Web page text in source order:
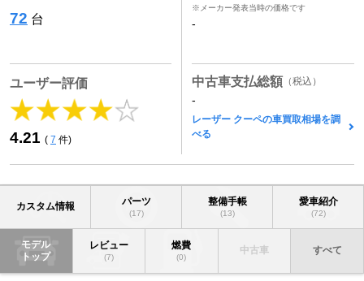
72 台
ユーザー評価
4.21 ( 7 件)
※メーカー発表当時の価格です
-
中古車支払総額 （税込）
-
レーザー クーペの車買取相場を調
べる
カスタム情報 パーツ
(17)
整備手帳
(13)
愛車紹介
(72)
モデル
トップ
レビュー
(7)
燃費
(0)
中古車 すべて